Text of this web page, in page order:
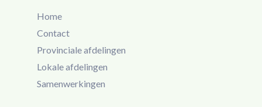
Home
Contact
Provinciale afdelingen
Lokale afdelingen
Samenwerkingen